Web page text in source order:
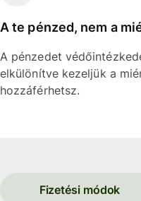
A te pénzed, nem a
A pénzedet
elkülönítve kezeljük a
hozzáférhetsz.
Fizetési módok